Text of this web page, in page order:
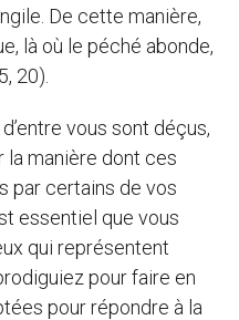
De cette manière,
là où le péché abonde,
20).
vous sont déçus,
manière dont ces
par certains de vos
essentiel que vous
qui représentent
pour faire en
pour répondre à la